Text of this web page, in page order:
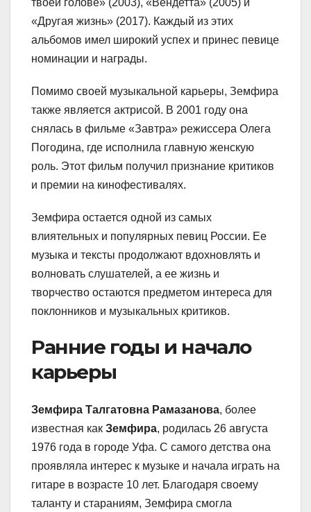
твоей голове» (2003), «Вендетта» (2005) и
«Другая жизнь» (2017). Каждый из этих
альбомов имел широкий успех и принес певице
номинации и награды.
Помимо своей музыкальной карьеры, Земфира
также является актрисой. В 2001 году она
снялась в фильме «Завтра» режиссера Олега
Погодина, где исполнила главную женскую
роль. Этот фильм получил признание критиков
и премии на кинофестивалях.
Земфира остается одной из самых
влиятельных и популярных певиц России. Ее
музыка и тексты продолжают вдохновлять и
волновать слушателей, а ее жизнь и
творчество остаются предметом интереса для
поклонников и музыкальных критиков.
Ранние годы и начало
карьеры
Земфира Талгатовна Рамазанова, более
известная как Земфира, родилась 26 августа
1976 года в городе Уфа. С самого детства она
проявляла интерес к музыке и начала играть на
гитаре в возрасте 10 лет. Благодаря своему
таланту и стараниям, Земфира смогла